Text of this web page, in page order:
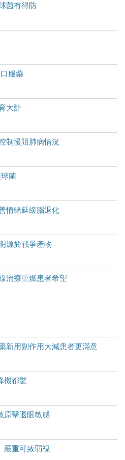
菌有得防
服藥
大計
制慢阻肺病情況
菌
情緒延緩腦退化
源於戰爭產物
治療重燃患者希望
新用副作用大減患者更滿意
機都驚
原擊退眼敏感
嚴重可致弱視